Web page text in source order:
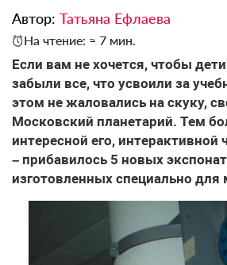
Автор: Татьяна Ефлаева
На чтение: ≈ 7 мин.
Если вам не хочется, чтобы
забыли все, что усвоили за
этом не жаловались на скуку,
Московский планетарий. Тем
интересной его, интерактивной
– прибавилось 5 новых
изготовленных специально для